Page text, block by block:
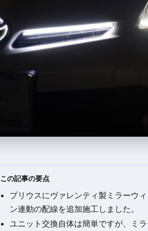
この記事の要点
プリウスにヴァレンティ製ミラーウ
ン連動の配線を追加施工しました。
ユニット交換自体は簡単ですが、ミ